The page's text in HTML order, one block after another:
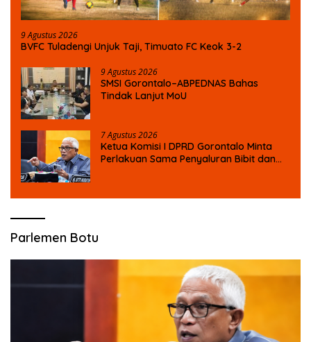
9 Agustus 2026
BVFC Tuladengi Unjuk Taji, Timuato FC Keok 3-2
9 Agustus 2026
SMSI Gorontalo–ABPEDNAS Bahas
Tindak Lanjut MoU
7 Agustus 2026
Ketua Komisi I DPRD Gorontalo Minta
Perlakuan Sama Penyaluran Bibit dan
Parlemen Botu